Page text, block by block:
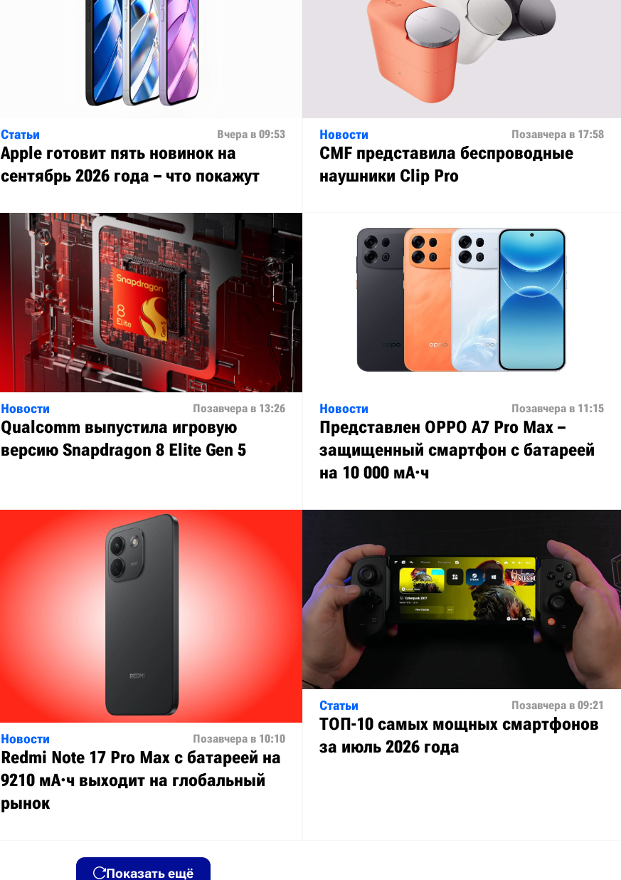
Статьи Вчера в 09:53
Apple готовит пять новинок на
сентябрь 2026 года – что покажут
Новости Позавчера в 17:58
CMF представила беспроводные
наушники Clip Pro
Новости Позавчера в 13:26
Qualcomm выпустила игровую
версию Snapdragon 8 Elite Gen 5
Новости Позавчера в 11:15
Представлен OPPO A7 Pro Max –
защищенный смартфон с батареей
на 10 000 мА·ч
Новости Позавчера в 10:10
Redmi Note 17 Pro Max с батареей на
9210 мА·ч выходит на глобальный
рынок
Статьи Позавчера в 09:21
ТОП-10 самых мощных смартфонов
за июль 2026 года
Показать ещё